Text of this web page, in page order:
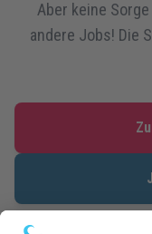
Aber keine
andere Jobs! Die